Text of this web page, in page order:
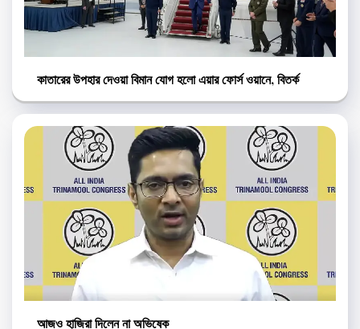
কাতারের উপহার দেওয়া বিমান যোগ হলো এয়ার ফোর্স ওয়ানে, বিতর্ক
আজও হাজিরা দিলেন না অভিষেক